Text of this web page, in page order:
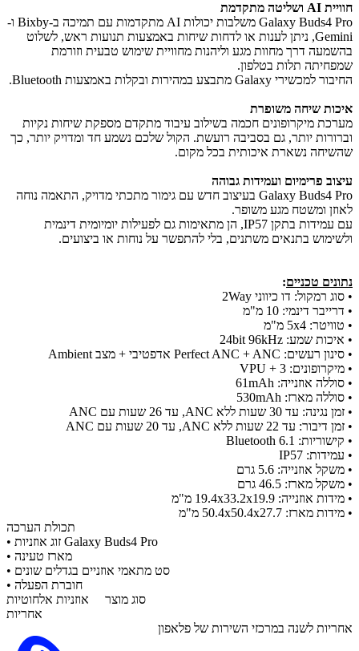
חוויית AI ושליטה מתקדמת
Galaxy Buds4 Pro משלבות יכולות AI מתקדמות עם תמיכה ב-Bixby ו-
Gemini, ניתן לענות או לדחות שיחות באמצעות תנועות ראש, לשלוט
בהשמעה דרך מחוות מגע וליהנות מחוויית שימוש טבעית וזורמת
שמפחיתה תלות בטלפון.
החיבור למכשירי Galaxy מתבצע במהירות ובקלות באמצעות Bluetooth.
איכות שיחה משופרת
מערכת מיקרופונים חכמה בשילוב עיבוד מתקדם מספקת שיחות נקיות
וברורות יותר, גם בסביבה רועשת. הקול שלכם נשמע חד ומדויק יותר, כך
שהשיחה נשארת איכותית בכל מקום.
עיצוב פרימיום ועמידות גבוהה
Galaxy Buds4 Pro בעיצוב חדש עם גימור מתכתי מדויק, התאמה נוחה
לאוזן ומשטח מגע משופר.
עם עמידות בתקן IP57, הן מתאימות גם לפעילות יומיומית דינמית
ולשימוש בתנאים משתנים, בלי להתפשר על נוחות או ביצועים.
נתונים טכניים:
• סוג רמקול: דו כיווני 2Way
• דרייבר דינמי: 10 מ"מ
• טוויטר: 5x4 מ"מ
• איכות שמע: 24bit 96kHz
• סינון רעשים: Perfect ANC + ANC אדפטיבי + מצב Ambient
• מיקרופונים: 3 + VPU
• סוללה אוזנייה: 61mAh
• סוללה מארז: 530mAh
• זמן נגינה: עד 30 שעות ללא ANC, עד 26 שעות עם ANC
• זמן דיבור: עד 22 שעות ללא ANC, עד 20 שעות עם ANC
• קישוריות: Bluetooth 6.1
• עמידות: IP57
• משקל אוזנייה: 5.6 גרם
• משקל מארז: 46.5 גרם
• מידות אוזנייה: 19.4x33.2x19.9 מ"מ
• מידות מארז: 50.4x50.4x27.7 מ"מ
תכולת הערכה
•
זוג אוזניות Galaxy Buds4 Pro
• מארז טעינה
• סט מתאמי אוזניים בגדלים שונים
• חוברת הפעלה
סוג מוצר אוזניות אלחוטיות
אחריות
​אחריות לשנה במרכזי השירות של פלאפון